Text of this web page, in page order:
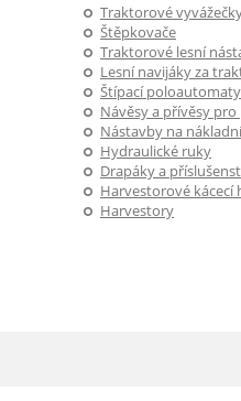
Traktorové
Štěpkovače
Traktorové lesní
Lesní navijáky za
Štípací poloautomaty
Návěsy a přívěsy
Nástavby na
Hydraulické ruky
Drapáky a
Harvestorové kácecí
Harvestory